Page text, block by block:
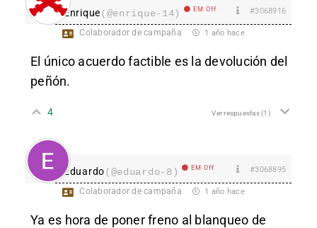
Enrique(@enrique-14) EM Off #3068916
Colaborador de campaña 1 año hace
El único acuerdo factible es la devolución del
peñón.
4 Ver respuestas(1)
Eduardo(@eduardo-8) EM Off #3068895
Colaborador de campaña 1 año hace
Ya es hora de poner freno al blanqueo de